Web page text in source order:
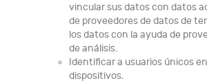
vincular sus datos con datos
de proveedores de datos de
los datos con la ayuda de
de análisis.
Identificar a usuarios únicos
dispositivos.